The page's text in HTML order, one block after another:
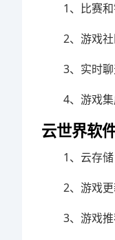
1、比赛
2、游戏
3、实时
4、游戏
云世界软
1、云存
2、游戏
3、游戏